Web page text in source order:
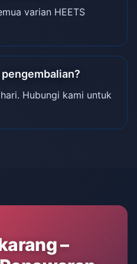
varian HEETS
Hubungi kami untuk
–